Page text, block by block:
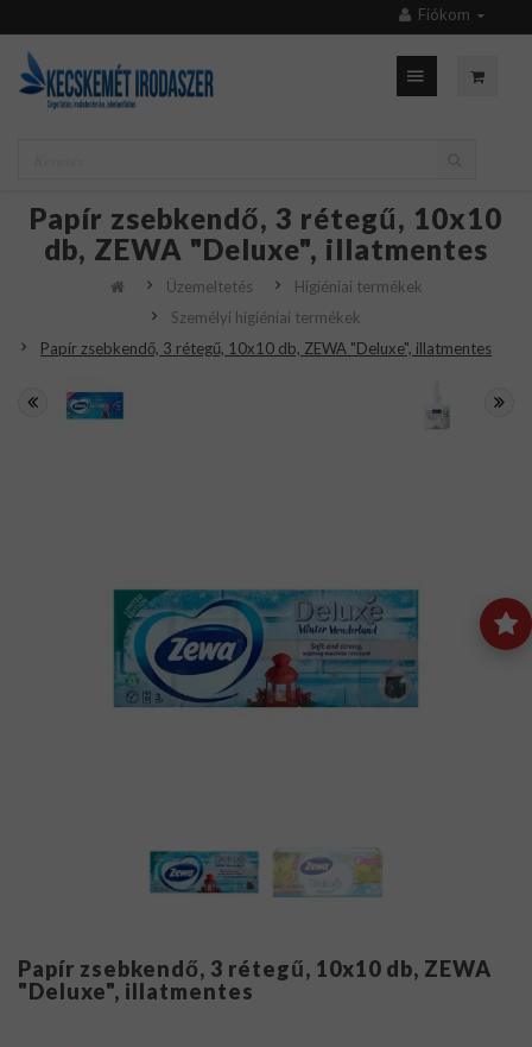
Fiókom
Papír zsebkendő, 3 rétegű, 10x10
db, ZEWA "Deluxe", illatmentes
Üzemeltetés
Higiéniai termékek
Személyi higiéniai termékek
Papír zsebkendő, 3 rétegű, 10x10 db, ZEWA "Deluxe", illatmentes
Papír zsebkendő, 3 rétegű, 10x10 db, ZEWA
"Deluxe", illatmentes